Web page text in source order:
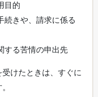
目的
きや、請求に係る
する苦情の申出先
けたときは、すぐに